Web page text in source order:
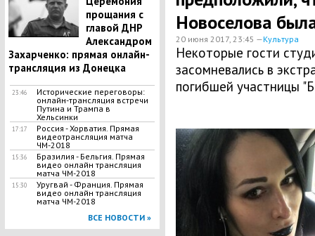
прощания с
главой ДНР
Александром
Захарченко: прямая онлайн-
трансляция из Донецка
23:46
Исторические переговоры:
онлайн-трансляция встречи
Путина и Трампа в
Хельсинки
17:17
Россия - Хорватия. Прямая
видеотрансляция матча
ЧМ-2018
15:36
Бразилия - Бельгия. Прямая
видео онлайн трансляция
матча ЧМ-2018
15:30
Уругвай - Франция. Прямая
видео онлайн трансляция
матча ЧМ-2018
ВСЕ НОВОСТИ »
Новоселова
20 июня 2017, 23:45 —Культура
Некоторые гости
засомневались в
погибшей участницы